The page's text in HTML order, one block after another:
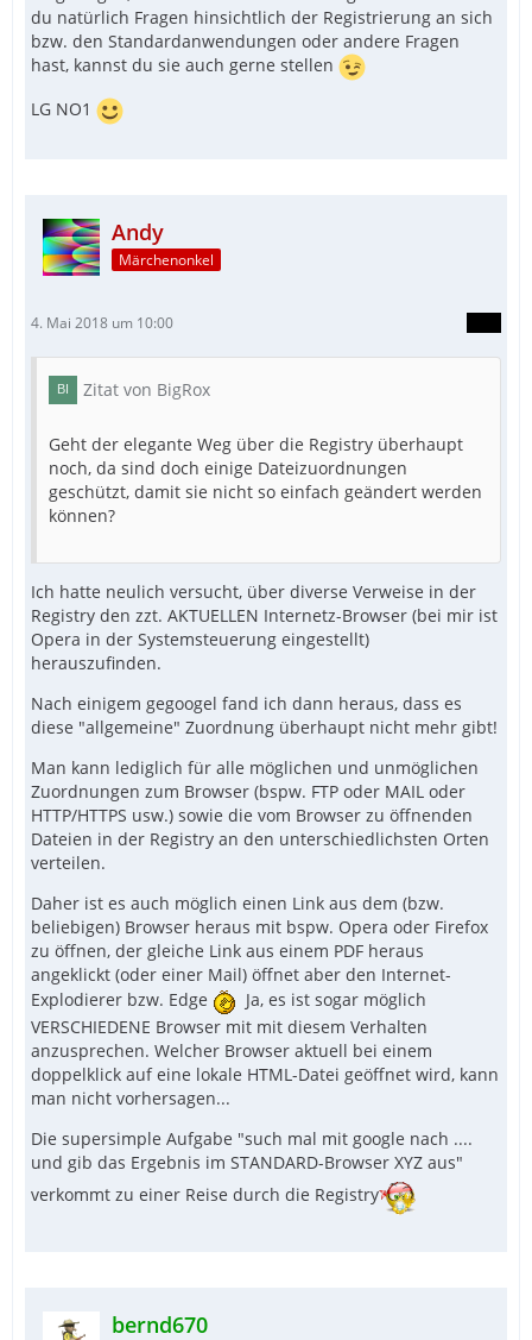
du natürlich Fragen hinsichtlich der Registrierung an sich
bzw. den Standardanwendungen oder andere Fragen
hast, kannst du sie auch gerne stellen
LG NO1
Andy
Märchenonkel
4. Mai 2018 um 10:00
Zitat von BigRox
Geht der elegante Weg über die Registry überhaupt
noch, da sind doch einige Dateizuordnungen
geschützt, damit sie nicht so einfach geändert werden
können?
Ich hatte neulich versucht, über diverse Verweise in der
Registry den zzt. AKTUELLEN Internetz-Browser (bei mir ist
Opera in der Systemsteuerung eingestellt)
herauszufinden.
Nach einigem gegoogel fand ich dann heraus, dass es
diese "allgemeine" Zuordnung überhaupt nicht mehr gibt!
Man kann lediglich für alle möglichen und unmöglichen
Zuordnungen zum Browser (bspw. FTP oder MAIL oder
HTTP/HTTPS usw.) sowie die vom Browser zu öffnenden
Dateien in der Registry an den unterschiedlichsten Orten
verteilen.
Daher ist es auch möglich einen Link aus dem (bzw.
beliebigen) Browser heraus mit bspw. Opera oder Firefox
zu öffnen, der gleiche Link aus einem PDF heraus
angeklickt (oder einer Mail) öffnet aber den Internet-
Explodierer bzw. Edge
Ja, es ist sogar möglich
VERSCHIEDENE Browser mit mit diesem Verhalten
anzusprechen. Welcher Browser aktuell bei einem
doppelklick auf eine lokale HTML-Datei geöffnet wird, kann
man nicht vorhersagen...
Die supersimple Aufgabe "such mal mit google nach ....
und gib das Ergebnis im STANDARD-Browser XYZ aus"
verkommt zu einer Reise durch die Registry
bernd670